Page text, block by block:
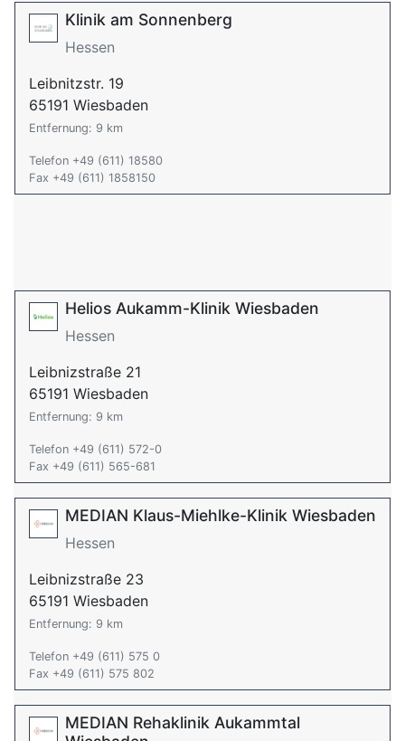
Klinik am Sonnenberg
Hessen
Leibnitzstr. 19
65191 Wiesbaden
Entfernung: 9 km
Telefon +49 (611) 18580
Fax +49 (611) 1858150
Helios Aukamm-Klinik Wiesbaden
Hessen
Leibnizstraße 21
65191 Wiesbaden
Entfernung: 9 km
Telefon +49 (611) 572-0
Fax +49 (611) 565-681
MEDIAN Klaus-Miehlke-Klinik Wiesbaden
Hessen
Leibnizstraße 23
65191 Wiesbaden
Entfernung: 9 km
Telefon +49 (611) 575 0
Fax +49 (611) 575 802
MEDIAN Rehaklinik Aukammtal